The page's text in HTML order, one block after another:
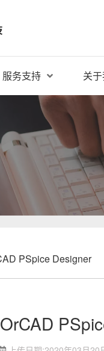
服务支持 关
PSpice Designer
OrCAD